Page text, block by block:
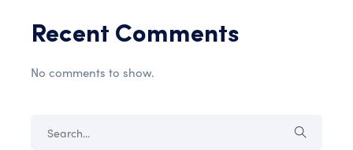
Recent Comments
No comments to show.